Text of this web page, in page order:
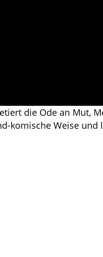
die Ode an Mut,
komische Weise